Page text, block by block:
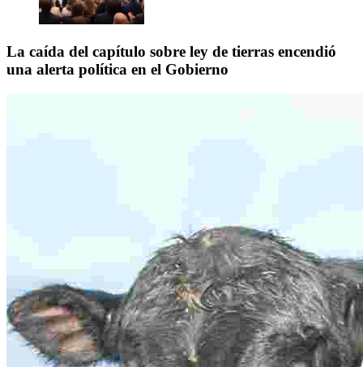
La caída del capítulo sobre ley de tierras encendió
una alerta política en el Gobierno